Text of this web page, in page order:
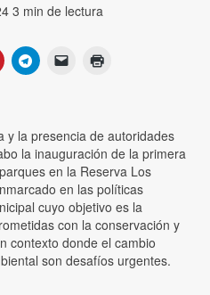
3 min de lectura
y la presencia de autoridades
la inauguración de la primera
en la Reserva Los
en las políticas
cuyo objetivo es la
con la conservación y
contexto donde el cambio
son desafíos urgentes.